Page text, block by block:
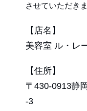
させていただきま
【店名】
美容室 ル・レ
【住所】
〒430-0913静
-3